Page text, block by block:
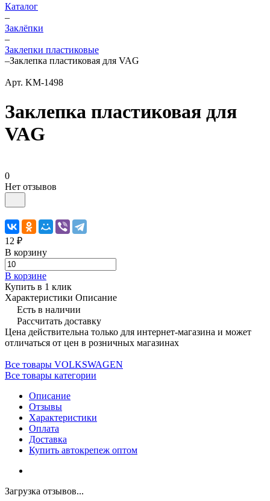
Каталог
–
Заклёпки
–
Заклепки пластиковые
–Заклепка пластиковая для VAG
Арт. KM-1498
Заклепка пластиковая для
VAG
0
Нет отзывов
12 ₽
В корзину
В корзине
Купить в 1 клик
Характеристики Описание
Есть в наличии
Рассчитать доставку
Цена действительна только для интернет-магазина и может
отличаться от цен в розничных магазинах
Все товары VOLKSWAGEN
Все товары категории
Описание
Отзывы
Характеристики
Оплата
Доставка
Купить автокрепеж оптом
Загрузка отзывов...